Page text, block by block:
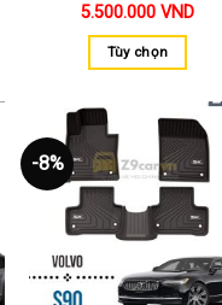
5.500.000 VND
Tùy chọn
-8%
Thêm
vào
thích